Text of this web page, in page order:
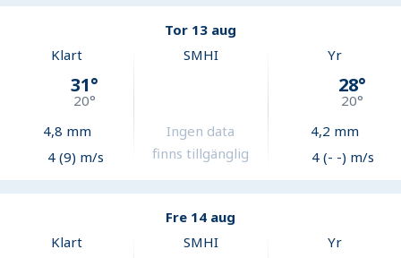
Tor 13 aug
Klart
31°
20°
4,8 mm
4 (9) m/s
SMHI
Ingen data
finns tillgänglig
Yr
28°
20°
4,2 mm
4 (- -) m/s
Fre 14 aug
Klart
SMHI Yr